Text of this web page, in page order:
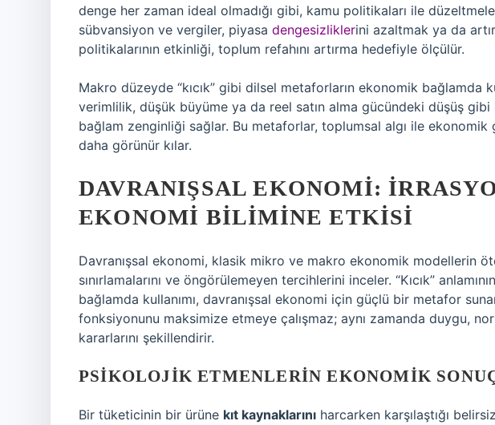
denge her zaman ideal olmadığı gibi, kamu politikaları ile
sübvansiyon ve vergiler, piyasa dengesizliklerini azaltmak ya da
politikalarının etkinliği, toplum refahını artırma hedefiyle ölçülür.
Makro düzeyde “kıcık” gibi dilsel metaforların ekonomik bağlamda
verimlilik, düşük büyüme ya da reel satın alma gücündeki düşüş gibi
bağlam zenginliği sağlar. Bu metaforlar, toplumsal algı ile ekonomik
daha görünür kılar.
DAVRANIŞSAL EKONOMI:
EKONOMI BILIMINE ETKISI
Davranışsal ekonomi, klasik mikro ve makro ekonomik modellerin
sınırlamalarını ve öngörülemeyen tercihlerini inceler. “Kıcık”
bağlamda kullanımı, davranışsal ekonomi için güçlü bir metafor
fonksiyonunu maksimize etmeye çalışmaz; aynı zamanda duygu,
kararlarını şekillendirir.
PSIKOLOJIK ETMENLERIN EKONOMIK
Bir tüketicinin bir ürüne kıt kaynaklarını harcarken karşılaştığı